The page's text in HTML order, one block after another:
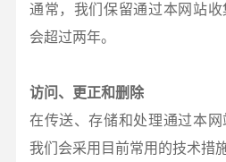
通常，我们保留通过本网站
会超过两年。
访问、更正和删除
在传送、存储和处理通过本网
我们会采用目前常用的技术措